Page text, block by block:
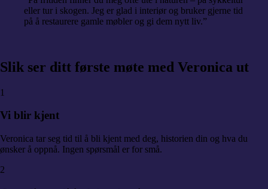
eller tur i skogen. Jeg er glad i interiør og bruker gjerne tid
på å restaurere gamle møbler og gi dem nytt liv.”
Slik ser ditt første møte med Veronica ut
1
Vi blir kjent
Veronica tar seg tid til å bli kjent med deg, historien din og hva du
ønsker å oppnå. Ingen spørsmål er for små.
2